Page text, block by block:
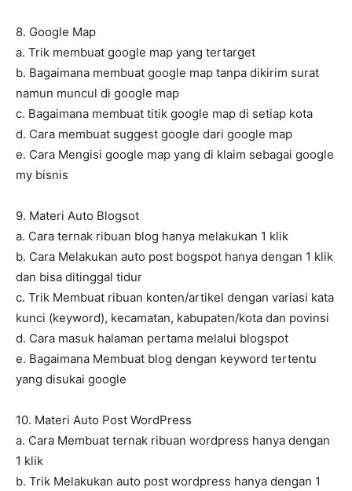
8. Google Map
a. Trik membuat google map yang tertarget
b. Bagaimana membuat google map tanpa dikirim surat
namun muncul di google map
c. Bagaimana membuat titik google map di setiap kota
d. Cara membuat suggest google dari google map
e. Cara Mengisi google map yang di klaim sebagai google
my bisnis
9. Materi Auto Blogsot
a. Cara ternak ribuan blog hanya melakukan 1 klik
b. Cara Melakukan auto post bogspot hanya dengan 1 klik
dan bisa ditinggal tidur
c. Trik Membuat ribuan konten/artikel dengan variasi kata
kunci (keyword), kecamatan, kabupaten/kota dan povinsi
d. Cara masuk halaman pertama melalui blogspot
e. Bagaimana Membuat blog dengan keyword tertentu
yang disukai google
10. Materi Auto Post WordPress
a. Cara Membuat ternak ribuan wordpress hanya dengan
1 klik
b. Trik Melakukan auto post wordpress hanya dengan 1